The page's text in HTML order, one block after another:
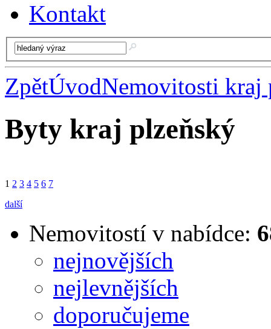
Kontakt
ZpětÚvodNemovitosti kraj
Byty kraj plzeňský
1 2 3 4 5 6 7
další
Nemovitostí v nabídce:
nejnovějších
nejlevnějších
doporučujeme